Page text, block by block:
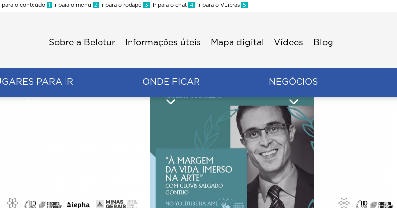
para o conteúdo 1 Ir para o menu 2 Ir para o rodapé 3 Ir para o chat 4 Ir para o VLibras 5
Sobre a Belotur Informações úteis Mapa digital Vídeos Blog
PARA IR ONDE FICAR NEGÓCIOS